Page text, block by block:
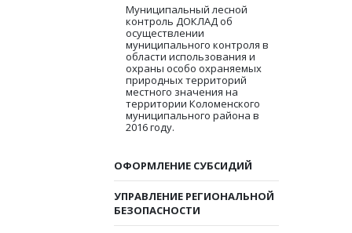
Муниципальный лесной
контроль ДОКЛАД об
осуществлении
муниципального контроля в
области использования и
охраны особо охраняемых
природных территорий
местного значения на
территории Коломенского
муниципального района в
2016 году.
ОФОРМЛЕНИЕ СУБСИДИЙ
УПРАВЛЕНИЕ РЕГИОНАЛЬНОЙ
БЕЗОПАСНОСТИ